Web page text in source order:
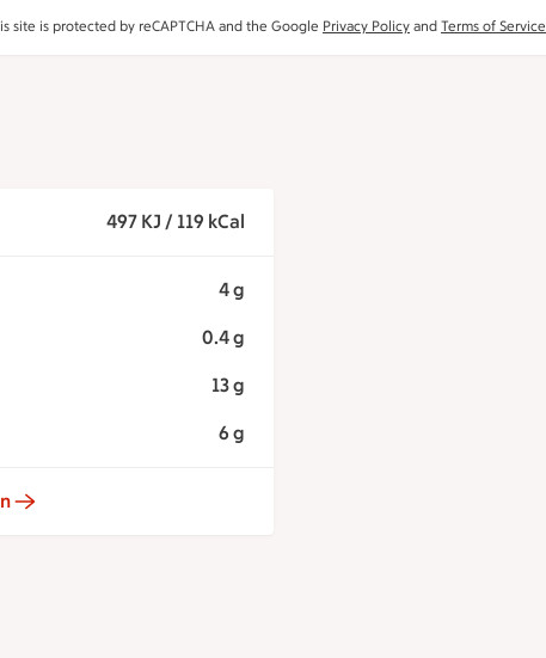
site is protected by reCAPTCHA and the Google Privacy Policy and Terms of Service
497 KJ / 119 kCal
4 g
0.4 g
13 g
6 g